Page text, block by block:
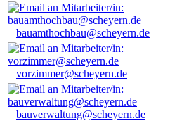
bauamthochbau@scheyern.de
vorzimmer@scheyern.de
bauverwaltung@scheyern.de